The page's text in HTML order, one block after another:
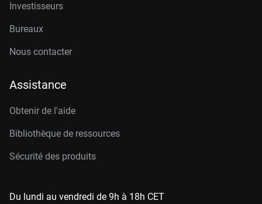
Investisseurs
Bureaux
Nous contacter
Assistance
Obtenir de l'aide
Bibliothèque de ressources
Sécurité des produits
Du lundi au vendredi de 9h à 18h CET